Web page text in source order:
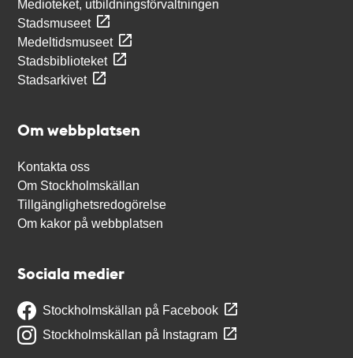
Medioteket, utbildningsförvaltningen
Stadsmuseet
Medeltidsmuseet
Stadsbiblioteket
Stadsarkivet
Om webbplatsen
Kontakta oss
Om Stockholmskällan
Tillgänglighetsredogörelse
Om kakor på webbplatsen
Sociala medier
Stockholmskällan på Facebook
Stockholmskällan på Instagram